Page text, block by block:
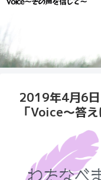
2019年4月6
「Voice～答